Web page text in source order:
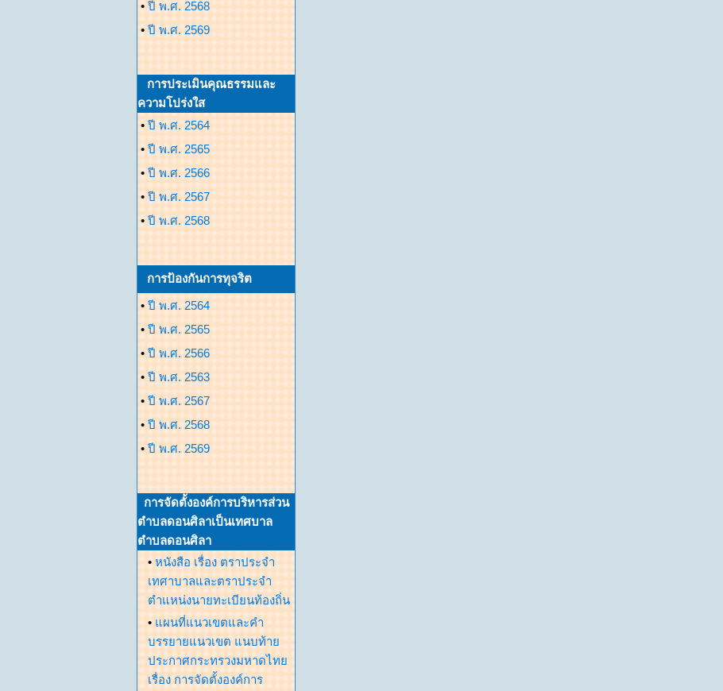
• ปี พ.ศ. 2568
• ปี พ.ศ. 2569
การประเมินคุณธรรมและ
ความโปร่งใส
• ปี พ.ศ. 2564
• ปี พ.ศ. 2565
• ปี พ.ศ. 2566
• ปี พ.ศ. 2567
• ปี พ.ศ. 2568
การป้องกันการทุจริต
• ปี พ.ศ. 2564
• ปี พ.ศ. 2565
• ปี พ.ศ. 2566
• ปี พ.ศ. 2563
• ปี พ.ศ. 2567
• ปี พ.ศ. 2568
• ปี พ.ศ. 2569
การจัดตั้งองค์การบริหารส่วน
ตำบลดอนศิลาเป็นเทศบาล
ตำบลดอนศิลา
• หนังสือ เรื่อง ตราประจำ
เทศาบาลและตราประจำ
ตำแหน่งนายทะเบียนท้องถิ่น
• แผนที่แนวเขตและคำ
บรรยายแนวเขต แนบท้าย
ประกาศกระทรวงมหาดไทย
เรื่อง การจัดตั้งองค์การ